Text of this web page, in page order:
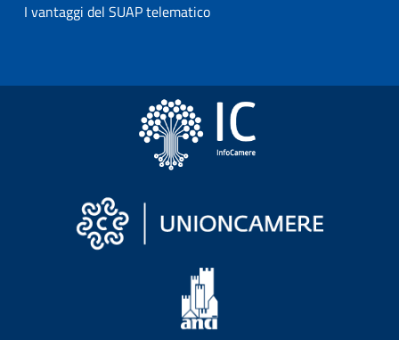
I vantaggi del SUAP telematico